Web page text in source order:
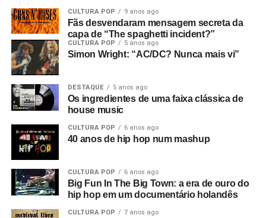
CULTURA POP 9 anos ago
Fãs desvendaram mensagem secreta da
capa de “The spaghetti incident?”
CULTURA POP 5 anos ago
Simon Wright: “AC/DC? Nunca mais vi”
DESTAQUE 5 anos ago
Os ingredientes de uma faixa clássica de
house music
CULTURA POP 6 anos ago
40 anos de hip hop num mashup
CULTURA POP 6 anos ago
Big Fun In The Big Town: a era de ouro do
hip hop em um documentário holandês
CULTURA POP 7 anos ago